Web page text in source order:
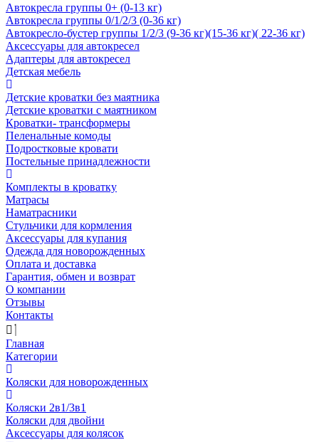
Автокресла группы 0+ (0-13 кг)
Автокресла группы 0/1/2/3 (0-36 кг)
Автокресло-бустер группы 1/2/3 (9-36 кг)(15-36 кг)( 22-36 кг)
Аксессуары для автокресел
Адаптеры для автокресел
Детская мебель
Детские кроватки без маятника
Детские кроватки с маятником
Кроватки- трансформеры
Пеленальные комоды
Подростковые кровати
Постельные принадлежности
Комплекты в кроватку
Матрасы
Наматрасники
Стульчики для кормления
Аксессуары для купания
Одежда для новорожденных
Оплата и доставка
Гарантия, обмен и возврат
О компании
Отзывы
Контакты
Главная
Категории
Коляски для новорожденных
Коляски 2в1/3в1
Коляски для двойни
Аксессуары для колясок